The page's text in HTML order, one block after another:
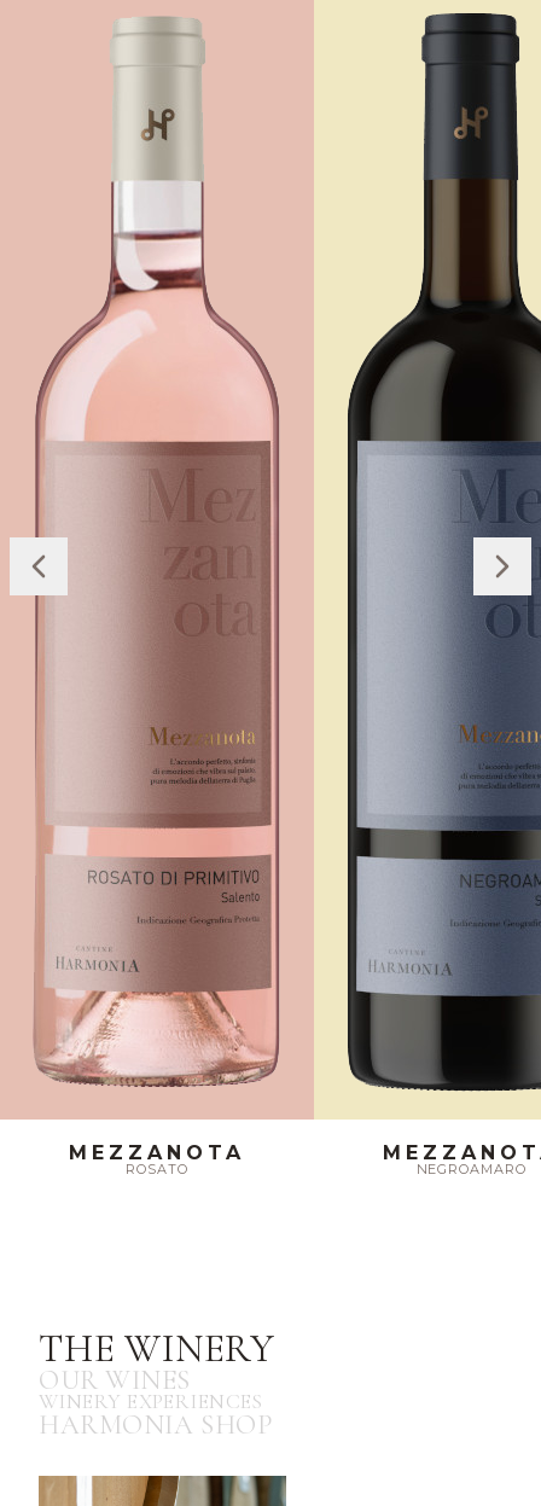
MEZZANOTA
ROSATO NEGROAMARO
THE WINERY
OUR WINES
WINERY EXPERIENCES
HARMONIA SHOP